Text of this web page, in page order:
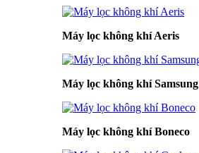
Máy lọc không khí Aeris
Máy lọc không khí Samsung
Máy lọc không khí Boneco